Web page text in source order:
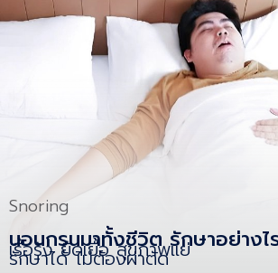
Snoring
นอนกรนมาทั้งชีวิต รักษาอย่างไ
เรื้อรัง ยืดเยื้อ สุขภาพแย่
รักษาได้ ไม่ต้องผ่าตัด